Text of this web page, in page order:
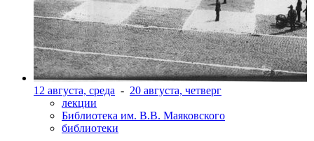
12 августа, среда - 20 августа, четверг
лекции
Библиотека им. В.В. Маяковского
библиотеки